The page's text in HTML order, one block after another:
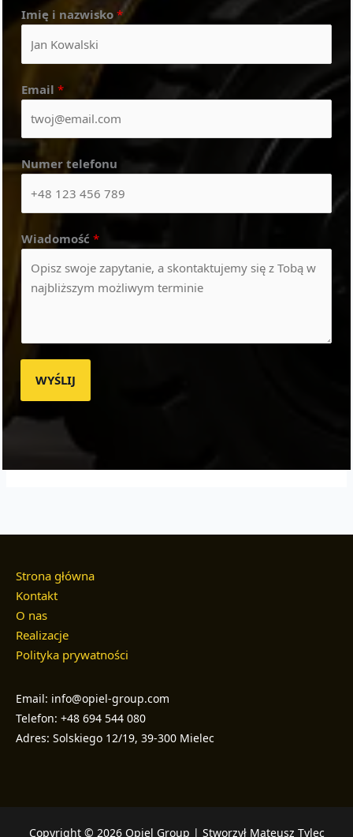
Imię i nazwisko *
Email *
Numer telefonu
Wiadomość *
WYŚLIJ
Strona główna
Kontakt
O nas
Realizacje
Polityka prywatności
Email: info@opiel-group.com
Telefon: +48 694 544 080
Adres: Solskiego 12/19, 39-300 Mielec
Copyright © 2026 Opiel Group | Stworzył Mateusz Tylec